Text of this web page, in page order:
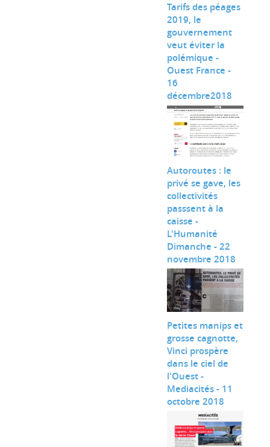
Tarifs des péages
2019, le
gouvernement
veut éviter la
polémique -
Ouest France -
16
décembre2018
Autoroutes : le
privé se gave, les
collectivités
passsent à la
caisse -
L'Humanité
Dimanche - 22
novembre 2018
Petites manips et
grosse cagnotte,
Vinci prospère
dans le ciel de
l'Ouest -
Mediacités - 11
octobre 2018